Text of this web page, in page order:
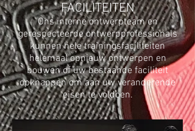
FACILITEITEN
Ons interne ontwerpteam en
gerespecteerde ontwerpprofessionals
kunnen hele trainingsfaciliteiten
helemaal opnieuw ontwerpen en
bouwen of uw bestaande faciliteit
opknappen om aan uw veranderende
eisen te voldoen.